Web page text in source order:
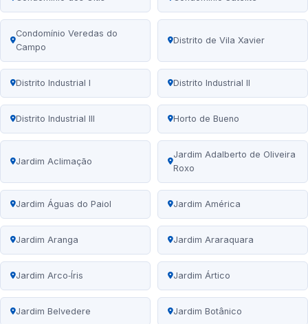
Condomínio Veredas do
Campo
Distrito de Vila Xavier
Distrito Industrial I Distrito Industrial II
Distrito Industrial III Horto de Bueno
Jardim Aclimação
Jardim Adalberto de Oliveira
Roxo
Jardim Águas do Paiol Jardim América
Jardim Aranga Jardim Araraquara
Jardim Arco‑Íris Jardim Ártico
Jardim Belvedere Jardim Botânico